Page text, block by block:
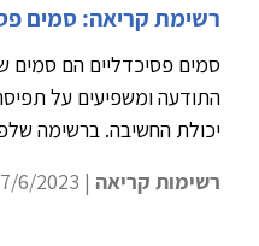
רשימת קריאה: סמים
סמים פסיכדליים הם סמים
התודעה ומשפיעים על
יכולת החשיבה. ברשימה
רשימות קריאה | 7/6/2023 |